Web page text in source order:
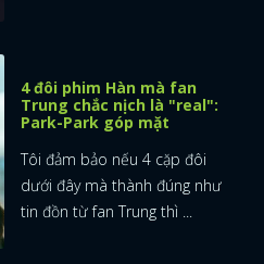
4 đôi phim Hàn mà fan
Trung chắc nịch là "real":
Park-Park góp mặt
Tôi đảm bảo nếu 4 cặp đôi
dưới đây mà thành đúng như
tin đồn từ fan Trung thì ...